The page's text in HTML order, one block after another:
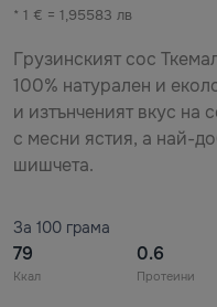
* 1 € = 1,95583 лв
Грузинският сос
100% натурален и
и изтънченият вкус на
с месни ястия, а най-
шишчета.
За 100 грама
79
Ккал
0.6
Протеини